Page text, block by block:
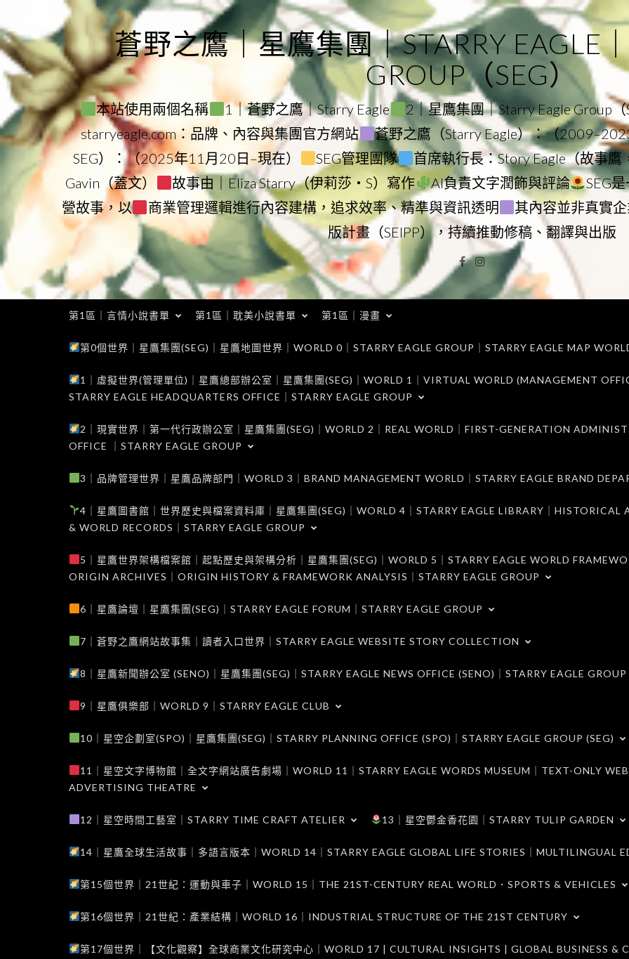
to
content
蒼野之鷹｜星鷹集團｜STARRY EAGLE
GROUP（SEG）
本站使用兩個名稱 1｜蒼野之鷹｜Starry Eagle 2｜星鷹集團｜Starry Eagle Group（
starryeagle.com：品牌、內容與集團官方網站
蒼野之鷹（Starry Eagle）：（
SEG）：（2025年11月20日–現在）
SEG管理團隊 首席執行長：Story Eagle（故事鷹
Gavin（蓋文）
故事由｜Eliza Starry（伊莉莎・S）寫作 AI負責文字潤飾與評論
SEG
營故事，以
商業管理邏輯進行內容建構，追求效率、精準與資訊透明 其內容並非真實
版計畫（SEIPP），持續推動修稿、翻譯與出版
Facebook
Instagram
第1區｜言情小說書單 第1區｜耽美小說書單 第1區｜漫畫
第0個世界｜星鷹集團(SEG)｜星鷹地圖世界｜WORLD 0｜STARRY EAGLE GROUP｜STARRY EAGLE MAP
1｜虛擬世界(管理單位)｜星鷹總部辦公室｜星鷹集團(SEG)｜WORLD 1｜VIRTUAL WORLD (MANAGEMENT
STARRY EAGLE HEADQUARTERS OFFICE｜STARRY EAGLE GROUP
2｜現實世界｜第一代行政辦公室｜星鷹集團(SEG)｜WORLD 2｜REAL WORLD｜FIRST-GENERATION
OFFICE ｜STARRY EAGLE GROUP
3｜品牌管理世界｜星鷹品牌部門｜WORLD 3｜BRAND MANAGEMENT WORLD｜STARRY EAGLE BRAND
4｜星鷹圖書館｜世界歷史與檔案資料庫｜星鷹集團(SEG)｜WORLD 4｜STARRY EAGLE LIBRARY｜HISTORICAL
& WORLD RECORDS｜STARRY EAGLE GROUP
5｜星鷹世界架構檔案館｜起點歷史與架構分析｜星鷹集團(SEG)｜WORLD 5｜STARRY EAGLE WORLD
ORIGIN ARCHIVES｜ORIGIN HISTORY & FRAMEWORK ANALYSIS｜STARRY EAGLE GROUP
6｜星鷹論壇｜星鷹集團(SEG)｜STARRY EAGLE FORUM｜STARRY EAGLE GROUP
7｜蒼野之鷹網站故事集｜讀者入口世界｜STARRY EAGLE WEBSITE STORY COLLECTION
8｜星鷹新聞辦公室 (SENO)｜星鷹集團(SEG)｜STARRY EAGLE NEWS OFFICE (SENO)｜STARRY EAGLE GROUP
9｜星鷹俱樂部｜WORLD 9｜STARRY EAGLE CLUB
10｜星空企劃室(SPO)｜星鷹集團(SEG)｜STARRY PLANNING OFFICE (SPO)｜STARRY EAGLE GROUP (SEG)
11｜星空文字博物館｜全文字網站廣告劇場｜WORLD 11｜STARRY EAGLE WORDS MUSEUM｜TEXT-ONLY
ADVERTISING THEATRE
12｜星空時間工藝室｜STARRY TIME CRAFT ATELIER 13｜星空鬱金香花園｜STARRY TULIP GARDEN
14｜星鷹全球生活故事｜多語言版本｜WORLD 14｜STARRY EAGLE GLOBAL LIFE STORIES｜MULTILINGUAL
第15個世界｜21世紀：運動與車子｜WORLD 15｜THE 21ST-CENTURY REAL WORLD．SPORTS & VEHICLES
第16個世界｜21世紀：產業結構｜WORLD 16｜INDUSTRIAL STRUCTURE OF THE 21ST CENTURY
第17個世界｜【文化觀察】全球商業文化研究中心｜WORLD 17 | CULTURAL INSIGHTS | GLOBAL BUSINESS &